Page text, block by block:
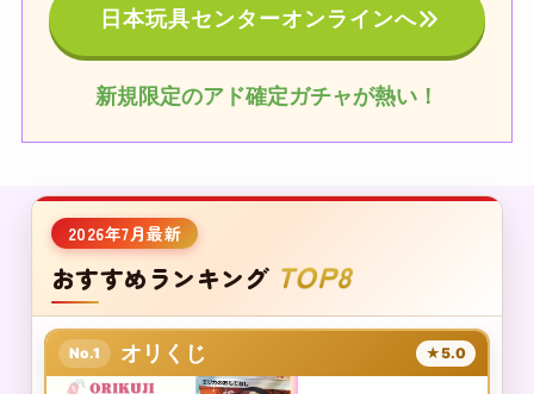
日本玩具センターオンラインへ
新規限定のアド確定ガチャが熱い！
2026年7月最新
おすすめランキング TOP8
No.1 オリくじ ★5.0